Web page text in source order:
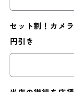
セット割！カメ
円引き